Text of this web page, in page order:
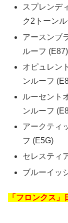
スプレンデ
ク2トーン
アースンブ
ルーフ (E87)
オピュレン
ンルーフ
ルーセント
ンルーフ
アークティ
フ (E5G)
セレスティ
ブルーイッ
「フロンクス